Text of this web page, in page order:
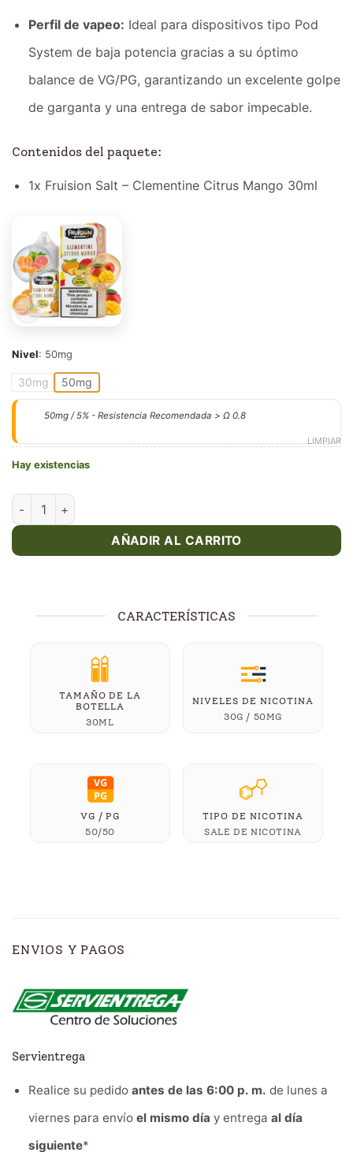
Perfil de vapeo: Ideal para dispositivos tipo Pod
System de baja potencia gracias a su óptimo
balance de VG/PG, garantizando un excelente golpe
de garganta y una entrega de sabor impecable.
Contenidos del paquete:
1x Fruision Salt – Clementine Citrus Mango 30ml
Nivel: 50mg
30mg 50mg
LIMPIAR
50mg / 5% - Resistencia Recomendada > Ω 0.8
Hay existencias
Clementine Citrus Mango - Fruision - 30ml cantidad
AÑADIR AL CARRITO
CARACTERÍSTICAS
TAMAÑO DE LA
BOTELLA
30ML
NIVELES DE NICOTINA
30G / 50MG
VG / PG
50/50
TIPO DE NICOTINA
SALE DE NICOTINA
ENVIOS Y PAGOS
Servientrega
Realice su pedido antes de las 6:00 p. m. de lunes a
viernes para envío el mismo día y entrega al día
siguiente*